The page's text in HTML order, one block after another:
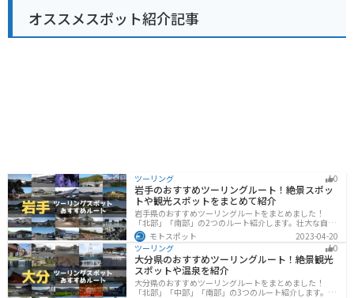
う。 道の駅 しょうなん周辺には、航空科学博物館や成田
ゆめ牧場など、観光スポットも充実しています。少し足
を延ばせば、成田山新勝寺や成田空港なども訪れること
オススメスポット紹介記事
ツーリング 0
岩手のおすすめツーリングルート！絶景スポッ
トや観光スポットをまとめて紹介
岩手県のおすすめツーリングルートをまとめました！
「北部」「南部」の2つのルート紹介します。壮大な自然
や歴史的な観光スポットが多く存在するので楽しめま
す。バイクで岩手県にツーリングに行く際は参考にして
ください。
モトスポット
2023-04-20
ツーリング
0
大分県のおすすめツーリングルート！絶景観光
スポットや温泉を紹介
大分県のおすすめツーリングルートをまとめました！
「北部」「中部」「南部」の3つのルート紹介します。阿